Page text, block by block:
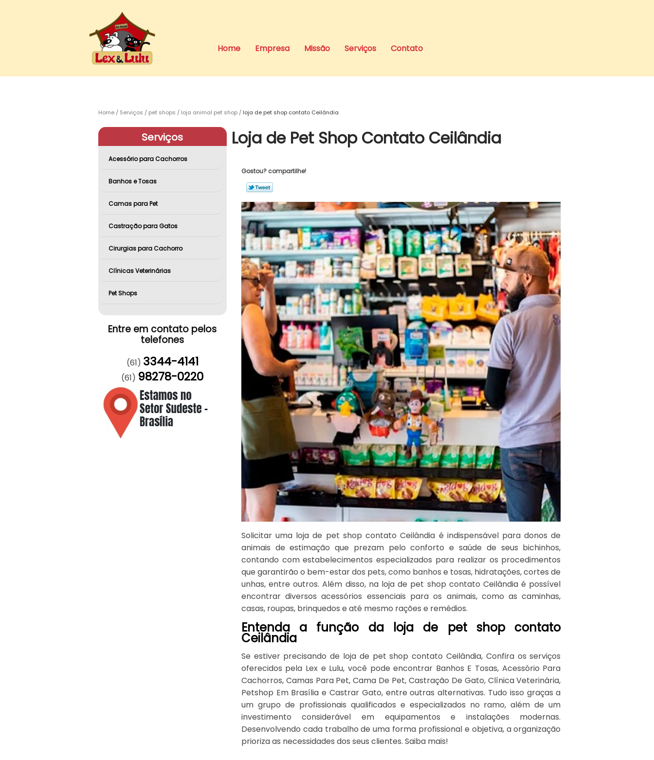
Home Empresa Missão Serviços Contato
Home Serviços pet shops loja animal pet shop loja de pet shop contato Ceilândia
Serviços
Acessório para Cachorros
Banhos e Tosas
Camas para Pet
Castração para Gatos
Cirurgias para Cachorro
Clínicas Veterinárias
Pet Shops
Entre em contato pelos
telefones
(61) 3344-4141
(61) 98278-0220
Loja de Pet Shop Contato Ceilândia
Gostou? compartilhe!
Solicitar uma loja de pet shop contato Ceilândia é indispensável para donos de
animais de estimação que prezam pelo conforto e saúde de seus bichinhos,
contando com estabelecimentos especializados para realizar os procedimentos
que garantirão o bem-estar dos pets, como banhos e tosas, hidratações, cortes de
unhas, entre outros. Além disso, na loja de pet shop contato Ceilândia é possível
encontrar diversos acessórios essenciais para os animais, como as caminhas,
casas, roupas, brinquedos e até mesmo rações e remédios.
Entenda a função da loja de pet shop contato
Ceilândia
Se estiver precisando de loja de pet shop contato Ceilândia, Confira os serviços
oferecidos pela Lex e Lulu, você pode encontrar Banhos E Tosas, Acessório Para
Cachorros, Camas Para Pet, Cama De Pet, Castração De Gato, Clínica Veterinária,
Petshop Em Brasília e Castrar Gato, entre outras alternativas. Tudo isso graças a
um grupo de profissionais qualificados e especializados no ramo, além de um
investimento considerável em equipamentos e instalações modernas.
Desenvolvendo cada trabalho de uma forma profissional e objetiva, a organização
prioriza as necessidades dos seus clientes. Saiba mais!